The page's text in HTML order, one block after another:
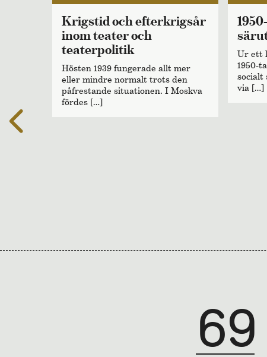
Krigstid och efterkrigsår
inom teater och
teaterpolitik
Hösten 1939 fungerade allt mer
eller mindre normalt trots den
påfrestande situationen. I Moskva
fördes […]
1950-tals teaterns
Ur ett
1950-
socialt
via […]
69